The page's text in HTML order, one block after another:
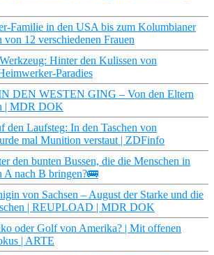
Familie in den USA bis zum Kolumbianer
12 verschiedenen Frauen
Hinter den Kulissen von
Paradies
DEN WESTEN GING – Von den Eltern
| MDR DOK
den Laufsteg: In den Taschen von
mal Munition verstaut | ZDFinfo
den bunten Bussen, die die Menschen in
A nach B bringen?🚌
von Sachsen – August der Starke und die
| REUPLOAD | MDR DOK
oder Golf von Amerika? | Mit offenen
| ARTE